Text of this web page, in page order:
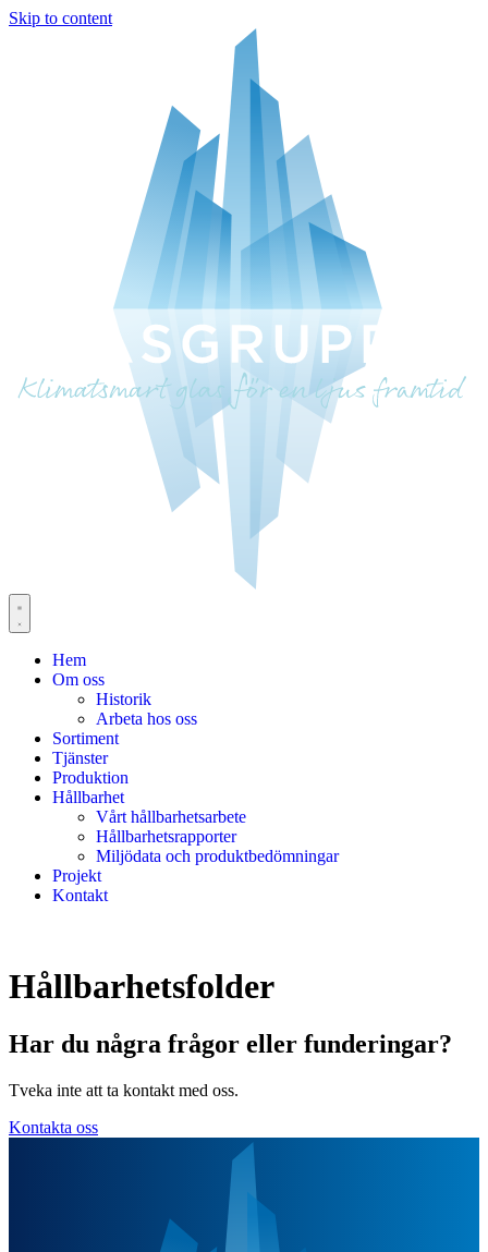
Skip to content
Hem
Om oss
Historik
Arbeta hos oss
Sortiment
Tjänster
Produktion
Hållbarhet
Vårt hållbarhetsarbete
Hållbarhetsrapporter
Miljödata och produktbedömningar
Projekt
Kontakt
Hållbarhetsfolder
Har du några frågor eller funderingar?
Tveka inte att ta kontakt med oss.
Kontakta oss